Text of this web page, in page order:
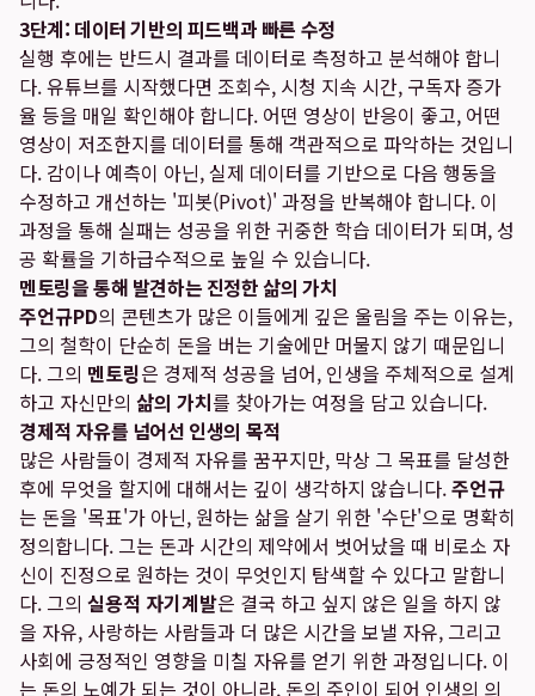
3단계: 데이터 기반의 피드백과 빠른 수정
실행 후에는 반드시 결과를 데이터로 측정하고 분석해야 합니
다. 유튜브를 시작했다면 조회수, 시청 지속 시간, 구독자 증가
율 등을 매일 확인해야 합니다. 어떤 영상이 반응이 좋고, 어떤
영상이 저조한지를 데이터를 통해 객관적으로 파악하는 것입니
다. 감이나 예측이 아닌, 실제 데이터를 기반으로 다음 행동을
수정하고 개선하는 '피봇(Pivot)' 과정을 반복해야 합니다. 이
과정을 통해 실패는 성공을 위한 귀중한 학습 데이터가 되며, 성
공 확률을 기하급수적으로 높일 수 있습니다.
멘토링을 통해 발견하는 진정한 삶의 가치
주언규PD의 콘텐츠가 많은 이들에게 깊은 울림을 주는 이유는,
그의 철학이 단순히 돈을 버는 기술에만 머물지 않기 때문입니
다. 그의 멘토링은 경제적 성공을 넘어, 인생을 주체적으로 설계
하고 자신만의 삶의 가치를 찾아가는 여정을 담고 있습니다.
경제적 자유를 넘어선 인생의 목적
많은 사람들이 경제적 자유를 꿈꾸지만, 막상 그 목표를 달성한
후에 무엇을 할지에 대해서는 깊이 생각하지 않습니다.주언규
는 돈을 '목표'가 아닌, 원하는 삶을 살기 위한 '수단'으로 명확히
정의합니다. 그는 돈과 시간의 제약에서 벗어났을 때 비로소 자
신이 진정으로 원하는 것이 무엇인지 탐색할 수 있다고 말합니
다. 그의 실용적 자기계발은 결국 하고 싶지 않은 일을 하지 않
을 자유, 사랑하는 사람들과 더 많은 시간을 보낼 자유, 그리고
사회에 긍정적인 영향을 미칠 자유를 얻기 위한 과정입니다. 이
는 돈의 노예가 되는 것이 아니라, 돈의 주인이 되어 인생의 의